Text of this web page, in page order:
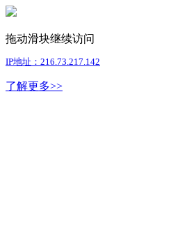
拖动滑块继续访问
IP地址：216.73.217.142
了解更多>>